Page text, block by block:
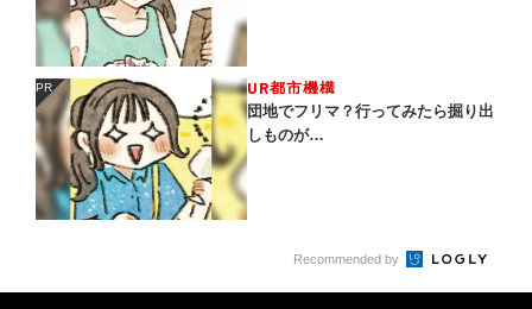
PR UR都市機構
団地でフリマ？行ってみたら掘り出
しものが…
Recommended by